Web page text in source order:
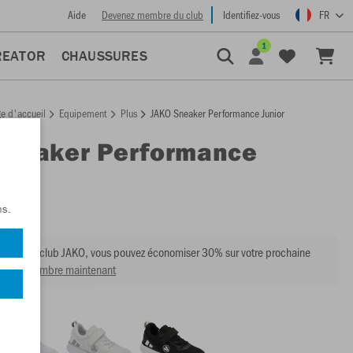
Aide Devenez membre du club Identifiez-vous FR
CHAUSSURES
1
d'accueil Equipement Plus JAKO Sneaker Performance Junior
Sneaker Performance
du club JAKO, vous pouvez économiser 30% sur votre prochaine
membre maintenant